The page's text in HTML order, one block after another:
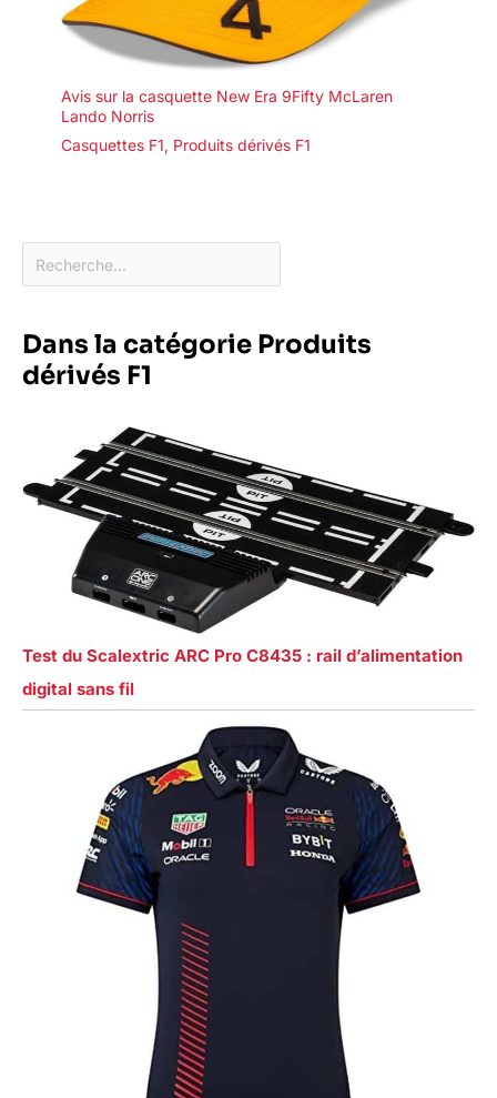
Avis sur la casquette New Era 9Fifty McLaren
Lando Norris
Casquettes F1, Produits dérivés F1
Dans la catégorie Produits
dérivés F1
Test du Scalextric ARC Pro C8435 : rail d’alimentation
digital sans fil